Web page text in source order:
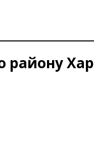
району